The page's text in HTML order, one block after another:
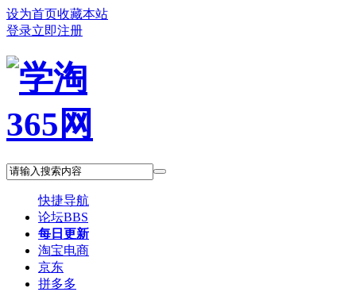
设为首页收藏本站
登录立即注册
快捷导航
论坛BBS
每日更新
淘宝电商
京东
拼多多